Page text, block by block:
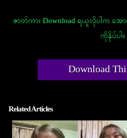
ဇာတ်ကား Download ရယူလိုပါက အေ
ကိုနှိပ်ပါ။
Download
Related Articles